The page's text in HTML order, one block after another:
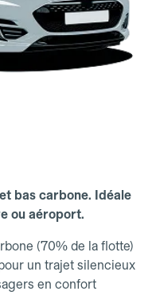
bas carbone. Idéale
ou aéroport.
(70% de la flotte)
un trajet silencieux
en confort